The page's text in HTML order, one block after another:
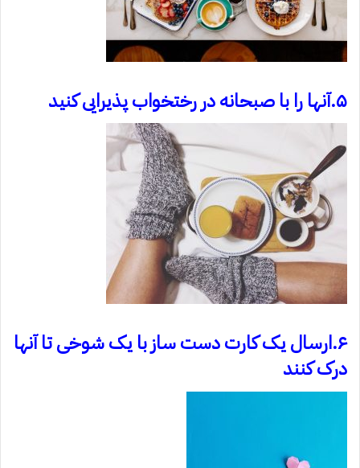
۵.آنها را با صبحانه در رختخواب پذیرایی کنید
۶.ارسال یک کارت دست ساز با یک شوخی تا آنها
درک کنند